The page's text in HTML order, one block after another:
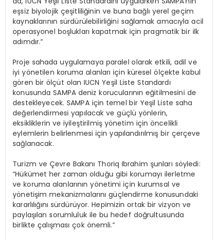
eşsiz biyolojik çeşitliliğinin ve buna bağlı yerel geçim
kaynaklarının sürdürülebilirliğini sağlamak amacıyla acil
operasyonel boşlukları kapatmak için pragmatik bir ilk
adımdır.”
Proje sahada uygulamaya paralel olarak etkili, adil ve
iyi yönetilen koruma alanları için küresel ölçekte kabul
gören bir ölçüt olan IUCN Yeşil Liste Standardı
konusunda SAMPA deniz korucularının eğitilmesini de
destekleyecek. SAMPA için temel bir Yeşil Liste saha
değerlendirmesi yapılacak ve güçlü yönlerin,
eksikliklerin ve iyileştirilmiş yönetim için öncelikli
eylemlerin belirlenmesi için yapılandırılmış bir çerçeve
sağlanacak.
Turizm ve Çevre Bakanı Thoriq Ibrahim şunları söyledi:
“Hükümet her zaman olduğu gibi korumayı ilerletme
ve koruma alanlarının yönetimi için kurumsal ve
yönetişim mekanizmalarını güçlendirme konusundaki
kararlılığını sürdürüyor. Hepimizin ortak bir vizyon ve
paylaşılan sorumluluk ile bu hedef doğrultusunda
birlikte çalışması çok önemli.”